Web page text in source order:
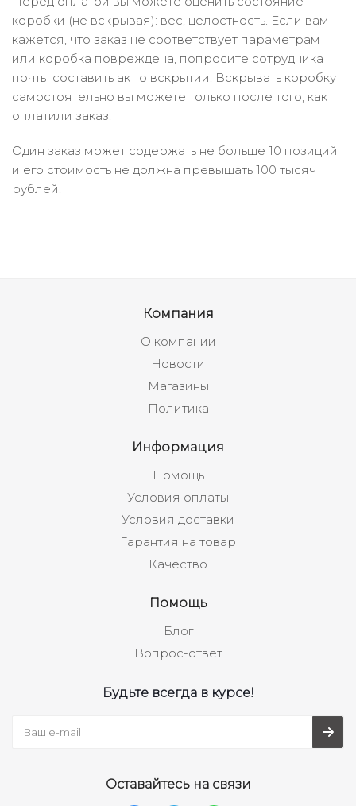
коробки (не вскрывая): вес, целостность. Если вам
кажется, что заказ не соответствует параметрам
или коробка повреждена, попросите сотрудника
почты составить акт о вскрытии. Вскрывать коробку
самостоятельно вы можете только после того, как
оплатили заказ.
Один заказ может содержать не больше 10 позиций
и его стоимость не должна превышать 100 тысяч
рублей.
Компания
О компании
Новости
Магазины
Политика
Информация
Помощь
Условия оплаты
Условия доставки
Гарантия на товар
Качество
Помощь
Блог
Вопрос-ответ
Будьте всегда в курсе!
Оставайтесь на связи